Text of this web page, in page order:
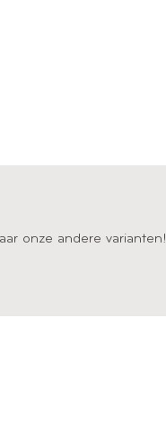
onze andere varianten!